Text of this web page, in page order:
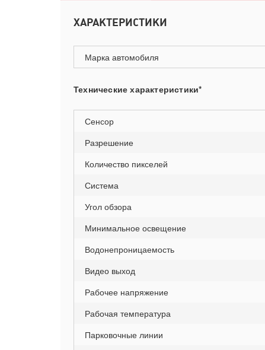
ХАРАКТЕРИСТИКИ
Марка автомобиля
Технические характеристики*
Сенсор
Разрешение
Количество пикселей
Система
Угол обзора
Минимальное освещение
Водонепроницаемость
Видео выход
Рабочее напряжение
Рабочая температура
Парковочные линии